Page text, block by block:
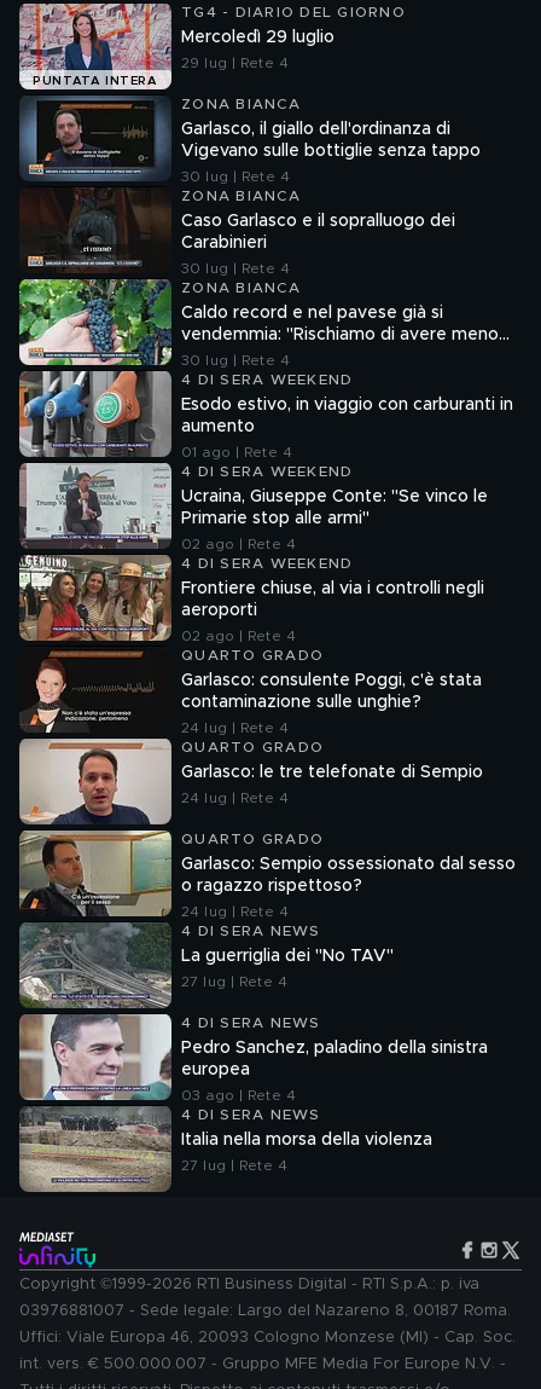
PUNTATA INTERA
TG4 - DIARIO DEL GIORNO
Mercoledì 29 luglio
29 lug | Rete 4
ZONA BIANCA
Garlasco, il giallo dell'ordinanza di
Vigevano sulle bottiglie senza tappo
30 lug | Rete 4
ZONA BIANCA
Caso Garlasco e il sopralluogo dei
Carabinieri
30 lug | Rete 4
ZONA BIANCA
Caldo record e nel pavese già si
vendemmia: "Rischiamo di avere meno
vino"
30 lug | Rete 4
4 DI SERA WEEKEND
Esodo estivo, in viaggio con carburanti in
aumento
01 ago | Rete 4
4 DI SERA WEEKEND
Ucraina, Giuseppe Conte: "Se vinco le
Primarie stop alle armi"
02 ago | Rete 4
4 DI SERA WEEKEND
Frontiere chiuse, al via i controlli negli
aeroporti
02 ago | Rete 4
QUARTO GRADO
Garlasco: consulente Poggi, c'è stata
contaminazione sulle unghie?
24 lug | Rete 4
QUARTO GRADO
Garlasco: le tre telefonate di Sempio
24 lug | Rete 4
QUARTO GRADO
Garlasco: Sempio ossessionato dal sesso
o ragazzo rispettoso?
24 lug | Rete 4
4 DI SERA NEWS
La guerriglia dei "No TAV"
27 lug | Rete 4
4 DI SERA NEWS
Pedro Sanchez, paladino della sinistra
europea
03 ago | Rete 4
4 DI SERA NEWS
Italia nella morsa della violenza
27 lug | Rete 4
Copyright ©1999-2026 RTI Business Digital - RTI S.p.A.: p. iva
03976881007 - Sede legale: Largo del Nazareno 8, 00187 Roma.
Uffici: Viale Europa 46, 20093 Cologno Monzese (MI) - Cap. Soc.
int. vers. € 500.000.007 - Gruppo MFE Media For Europe N.V. -